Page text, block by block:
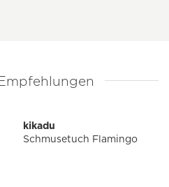
kikadu
Schmusetuch Flamingo